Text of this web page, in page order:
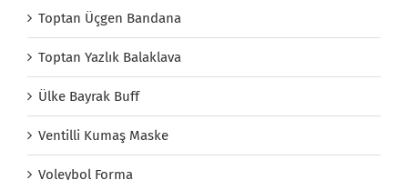
Toptan Üçgen Bandana
Toptan Yazlık Balaklava
Ülke Bayrak Buff
Ventilli Kumaş Maske
Voleybol Forma